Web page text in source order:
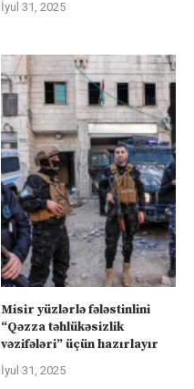
İyul 31, 2025
Misir yüzlərlə fələstinlini
“Qəzza təhlükəsizlik
vəzifələri” üçün hazırlayır
İyul 31, 2025